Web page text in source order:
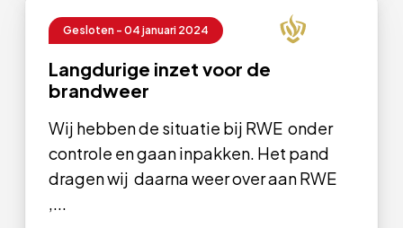
Gesloten - 04 januari 2024
Langdurige inzet voor de
brandweer
Wij hebben de situatie bij RWE onder
controle en gaan inpakken. Het pand
dragen wij daarna weer over aan RWE
,...